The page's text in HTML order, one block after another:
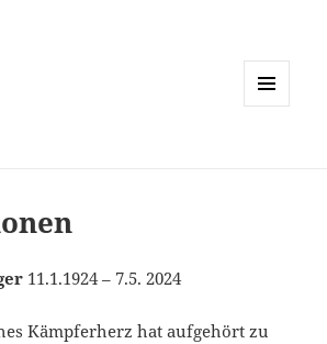
11.1.1924 – 7.5. 2024
Kämpferherz hat aufgehört zu